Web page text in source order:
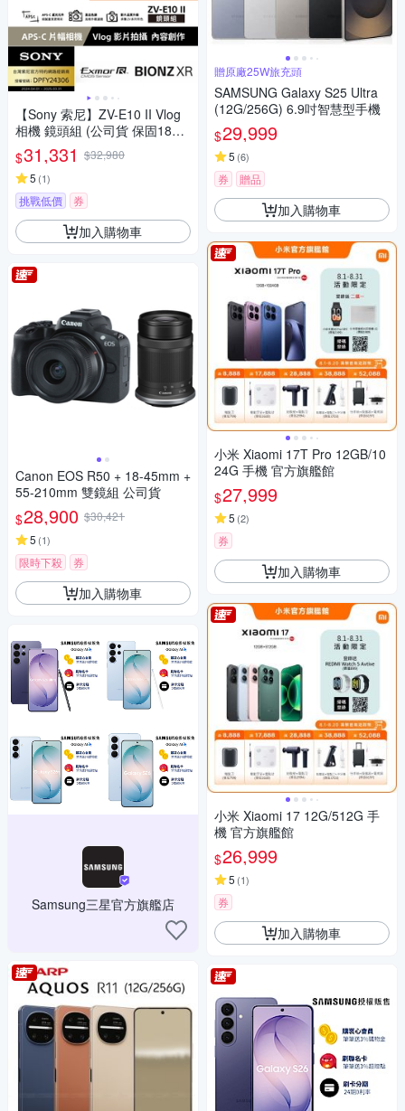
【Sony 索尼】ZV-E10 II Vlog
相機 鏡頭組 (公司貨 保固18+6
個月)
$31,331 $32,980
5 (1)
挑戰低價 券
加入購物車
Canon EOS R50 + 18-45mm +
55-210mm 雙鏡組 公司貨
$28,900 $30,421
5 (1)
限時下殺 券
加入購物車
Samsung三星官方旗艦店
贈原廠25W旅充頭
SAMSUNG Galaxy S25 Ultra
(12G/256G) 6.9吋智慧型手機
$29,999
5 (6)
券 贈品
加入購物車
小米 Xiaomi 17T Pro 12GB/10
24G 手機 官方旗艦館
$27,999
5 (2)
券
加入購物車
小米 Xiaomi 17 12G/512G 手
機 官方旗艦館
$26,999
5 (1)
券
加入購物車